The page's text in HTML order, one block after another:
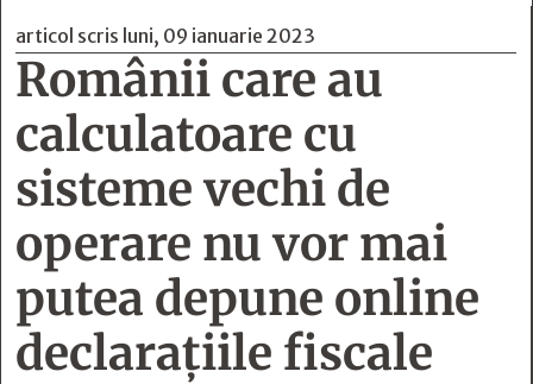
articol scris luni, 09 ianuarie 2023
Românii care au
calculatoare cu
sisteme vechi de
operare nu vor mai
putea depune online
declaraţiile fiscale